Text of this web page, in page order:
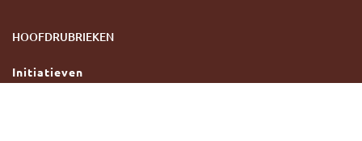
HOOFDRUBRIEKEN
Initiatieven